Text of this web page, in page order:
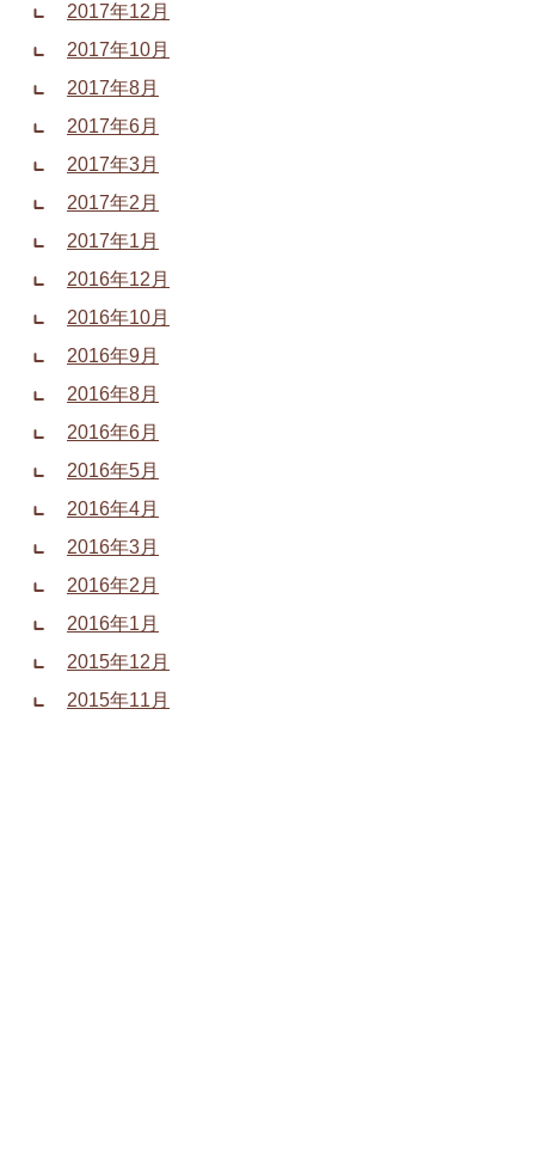
2017年12月
2017年10月
2017年8月
2017年6月
2017年3月
2017年2月
2017年1月
2016年12月
2016年10月
2016年9月
2016年8月
2016年6月
2016年5月
2016年4月
2016年3月
2016年2月
2016年1月
2015年12月
2015年11月